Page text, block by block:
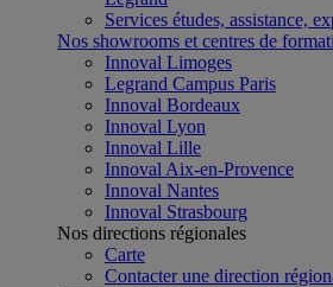
Services études, assistance,
Nos showrooms et centres de
Innoval Limoges
Legrand Campus Paris
Innoval Bordeaux
Innoval Lyon
Innoval Lille
Innoval Aix-en-Provence
Innoval Nantes
Innoval Strasbourg
Nos directions régionales
Carte
Contacter une direction